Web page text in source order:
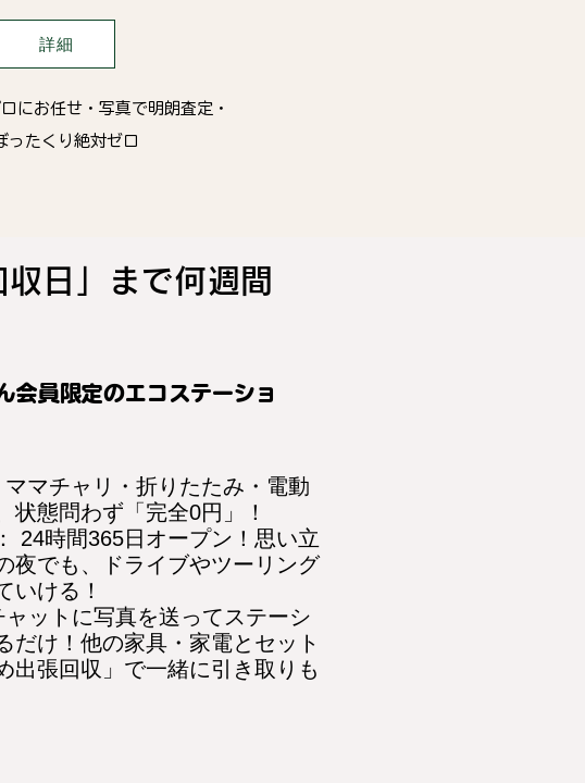
詳細
にお任せ・写真で明朗査定・
ったくり絶対ゼロ
日」まで何週間
会員限定のエコステーショ
マチャリ・折りたたみ・電動
状態問わず「完全0円」！
24時間365日オープン！思い立
夜でも、ドライブやツーリング
いける！
ットに写真を送ってステーシ
だけ！他の家具・家電とセット
出張回収」で一緒に引き取りも